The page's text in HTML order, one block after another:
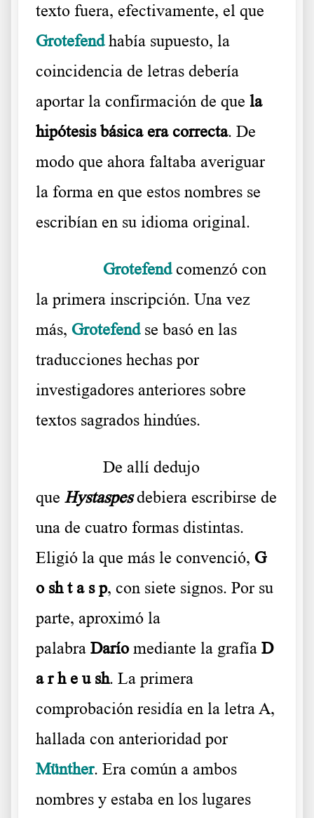
texto fuera, efectivamente, el que
Grotefend había supuesto, la
coincidencia de letras debería
aportar la confirmación de que la
hipótesis básica era correcta. De
modo que ahora faltaba averiguar
la forma en que estos nombres se
escribían en su idioma original.
Grotefend comenzó con
la primera inscripción. Una vez
más, Grotefend se basó en las
traducciones hechas por
investigadores anteriores sobre
textos sagrados hindúes.
De allí dedujo
que Hystaspes debiera escribirse de
una de cuatro formas distintas.
Eligió la que más le convenció, G
o sh t a s p, con siete signos. Por su
parte, aproximó la
palabra Daríomediante la grafía D
a r h e u sh. La primera
comprobación residía en la letra A,
hallada con anterioridad por
Münther. Era común a ambos
nombres y estaba en los lugares